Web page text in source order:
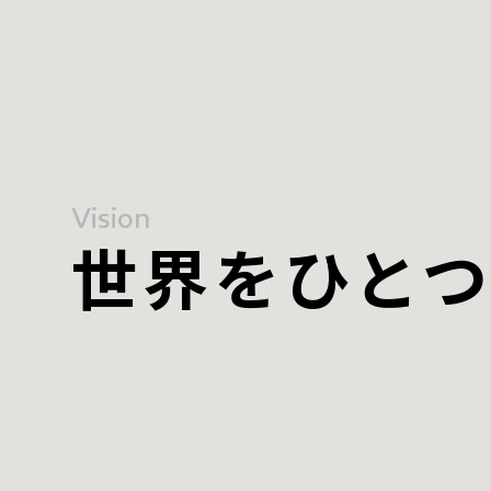
Vision
世界をひと